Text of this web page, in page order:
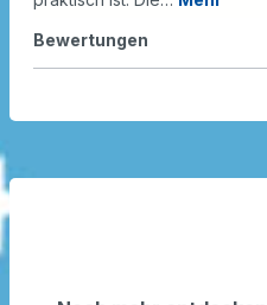
Bewertungen